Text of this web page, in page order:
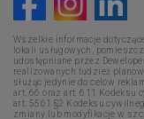
Wszelkie informacje
lokali usługowych,
udostępniane przez
realizowanych tudzież
służąc jedynie do celów
art. 66 oraz art. 611 Kodeksu
art. 5561 §2 Kodeksu
zmiany lub modyfikacje w